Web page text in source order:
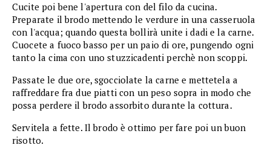
Cucite poi bene l'apertura con del filo da cucina.
Preparate il brodo mettendo le verdure in una casseruola
con l'acqua; quando questa bollirà unite i dadi e la carne.
Cuocete a fuoco basso per un paio di ore, pungendo ogni
tanto la cima con uno stuzzicadenti perchè non scoppi.
Passate le due ore, sgocciolate la carne e mettetela a
raffreddare fra due piatti con un peso sopra in modo che
possa perdere il brodo assorbito durante la cottura.
Servitela a fette. Il brodo è ottimo per fare poi un buon
risotto.